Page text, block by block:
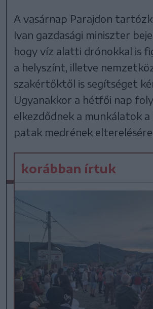
A vasárnap Parajdon
Ivan gazdasági miniszter
hogy víz alatti drónokkal is
a helyszínt, illetve
szakértőktől is segítséget
Ugyanakkor a hétfői nap
elkezdődnek a munkálatok
patak medrének
korábban írtuk